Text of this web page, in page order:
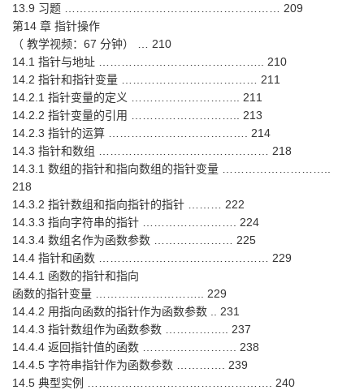
13.9 习题 ………………………………………………… 209
第14 章 指针操作
（ 教学视频：67 分钟） … 210
14.1 指针与地址 …………………………………….. 210
14.2 指针和指针变量 ……………………………… 211
14.2.1 指针变量的定义 ……………………….. 211
14.2.2 指针变量的引用 ……………………….. 213
14.2.3 指针的运算 ………………………………. 214
14.3 指针和数组 ……………………………………… 218
14.3.1 数组的指针和指向数组的指针变量 ………………………..
218
14.3.2 指针数组和指向指针的指针 ……… 222
14.3.3 指向字符串的指针 ……………………. 224
14.3.4 数组名作为函数参数 ………………… 225
14.4 指针和函数 ……………………………………… 229
14.4.1 函数的指针和指向
函数的指针变量 ……………………….. 229
14.4.2 用指向函数的指针作为函数参数 .. 231
14.4.3 指针数组作为函数参数 …………….. 237
14.4.4 返回指针值的函数 ……………………. 238
14.4.5 字符串指针作为函数参数 …………. 239
14.5 典型实例 …………………………………………. 240